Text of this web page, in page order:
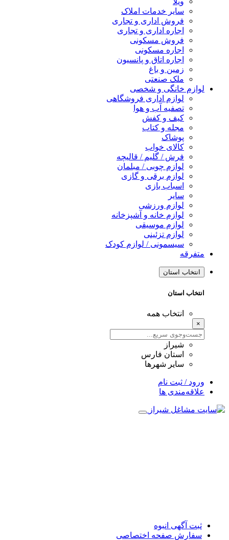
سایر خدمات املاک
فروش اداری و تجاری
اجاره اداری و تجاری
فروش مسکونی
اجاره مسکونی
اجاره اتاق و پانسیون
زمین و باغ
ملک صنعتی
لوازم خانگی و شخصی
لوازم اداری فروشگاهی
تصفیه آب و هوا
کیف و کفش
مجله و کتاب
پوشاک
کالای خواب
فرش / گلیم / قالیچه
لوازم چوبی / مبلمان
لوازم برقی و گازی
اسباب بازی
سایر
لوازم ورزشی
لوازم خانه و آشپزخانه
لوازم موسیقی
لوازم تزئینی
سیسمونی / لوازم کودک
متفرقه
انتخاب استان
انتخاب استان
انتخاب همه
×
شیراز
استان فارس
سایر شهرها
ورود / ثبت نام
علاقه‌مندی ها
ثبت آگهی انبوه
سفارش صفحه اختصاصی